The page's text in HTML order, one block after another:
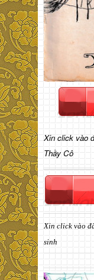
Xin click vào
Thầy Cô
Xin click vào
sinh